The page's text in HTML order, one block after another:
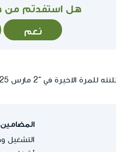
هل استفدتم من
نعم
للمرة الاخيرة في ־2 مارس 2025, 13:44
المضامين
التشغيل